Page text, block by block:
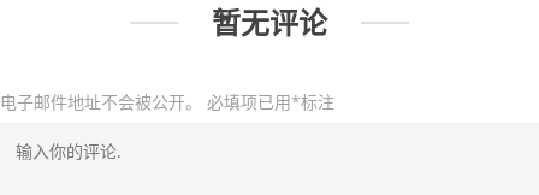
暂无评论
电子邮件地址不会被公开。 必填项已用*标注